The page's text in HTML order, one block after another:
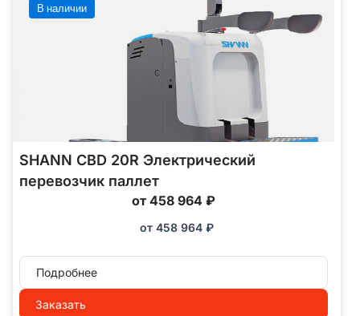
В наличии
SHANN CBD 20R Электрический
перевозчик паллет
от 458 964 ₽
от 458 964 ₽
Подробнее
Заказать